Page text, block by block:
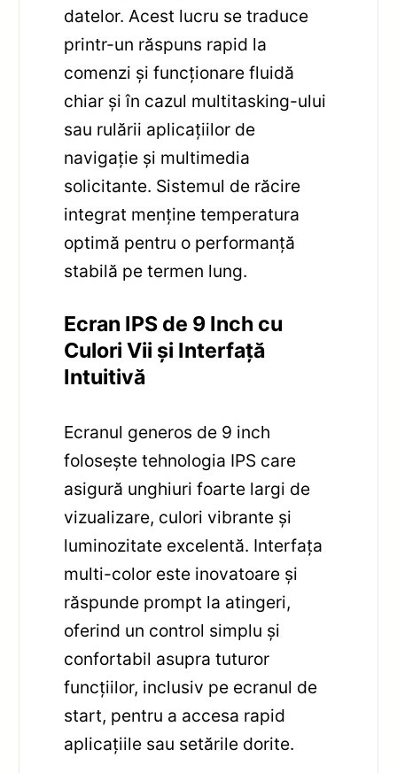
datelor. Acest lucru se traduce
printr-un răspuns rapid la
comenzi și funcționare fluidă
chiar și în cazul multitasking-ului
sau rulării aplicațiilor de
navigație și multimedia
solicitante. Sistemul de răcire
integrat menține temperatura
optimă pentru o performanță
stabilă pe termen lung.
Ecran IPS de 9 Inch cu
Culori Vii și Interfață
Intuitivă
Ecranul generos de 9 inch
folosește tehnologia IPS care
asigură unghiuri foarte largi de
vizualizare, culori vibrante și
luminozitate excelentă. Interfața
multi-color este inovatoare și
răspunde prompt la atingeri,
oferind un control simplu și
confortabil asupra tuturor
funcțiilor, inclusiv pe ecranul de
start, pentru a accesa rapid
aplicațiile sau setările dorite.